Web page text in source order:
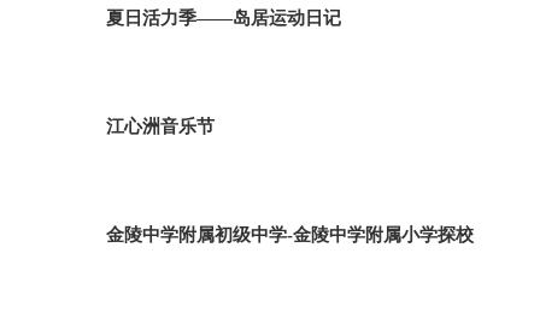
夏日活力季——岛居运动日记
江心洲音乐节
金陵中学附属初级中学-金陵中学附属小学探校